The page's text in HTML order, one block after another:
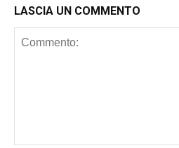
LASCIA UN COMMENTO